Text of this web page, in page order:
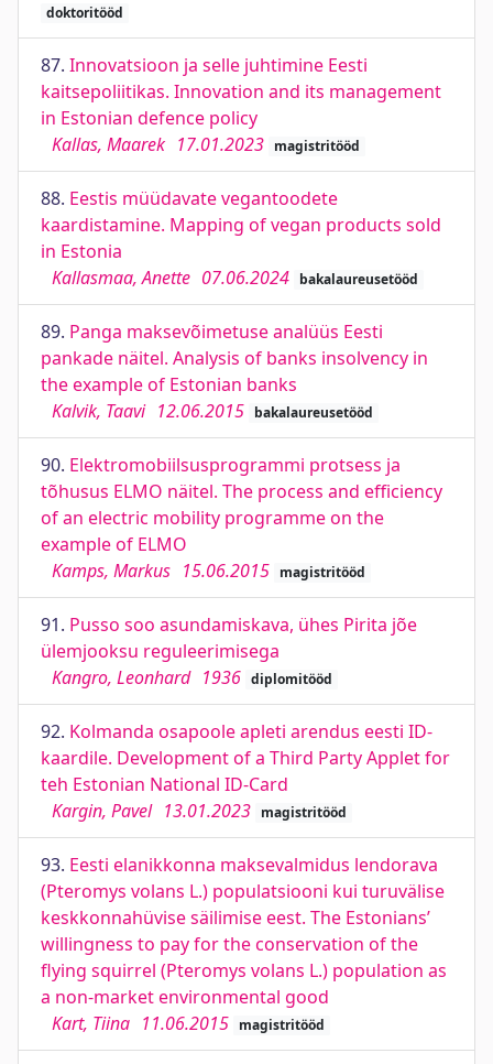
doktoritööd
87. Innovatsioon ja selle juhtimine Eesti
kaitsepoliitikas. Innovation and its management
in Estonian defence policy
Kallas, Maarek 17.01.2023 magistritööd
88. Eestis müüdavate vegantoodete
kaardistamine. Mapping of vegan products sold
in Estonia
Kallasmaa, Anette 07.06.2024 bakalaureusetööd
89. Panga maksevõimetuse analüüs Eesti
pankade näitel. Analysis of banks insolvency in
the example of Estonian banks
Kalvik, Taavi 12.06.2015 bakalaureusetööd
90. Elektromobiilsusprogrammi protsess ja
tõhusus ELMO näitel. The process and efficiency
of an electric mobility programme on the
example of ELMO
Kamps, Markus 15.06.2015 magistritööd
91. Pusso soo asundamiskava, ühes Pirita jõe
ülemjooksu reguleerimisega
Kangro, Leonhard 1936 diplomitööd
92. Kolmanda osapoole apleti arendus eesti ID-
kaardile. Development of a Third Party Applet for
teh Estonian National ID-Card
Kargin, Pavel 13.01.2023 magistritööd
93. Eesti elanikkonna maksevalmidus lendorava
(Pteromys volans L.) populatsiooni kui turuvälise
keskkonnahüvise säilimise eest. The Estonians’
willingness to pay for the conservation of the
flying squirrel (Pteromys volans L.) population as
a non-market environmental good
Kart, Tiina 11.06.2015 magistritööd